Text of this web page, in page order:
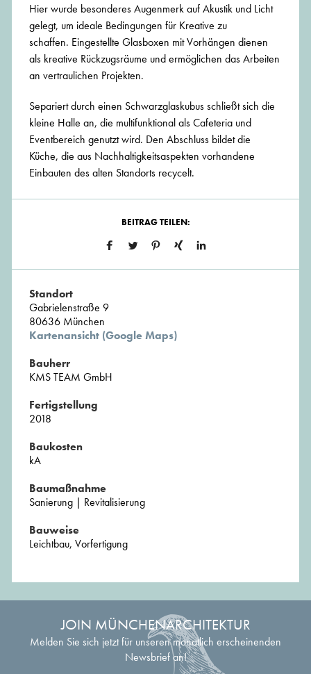
Hier wurde besonderes Augenmerk auf Akustik und Licht
gelegt, um ideale Bedingungen für Kreative zu
schaffen. Eingestellte Glasboxen mit Vorhängen dienen
als kreative Rückzugsräume und ermöglichen das Arbeiten
an vertraulichen Projekten.
Separiert durch einen Schwarzglaskubus schließt sich die
kleine Halle an, die multifunktional als Cafeteria und
Eventbereich genutzt wird. Den Abschluss bildet die
Küche, die aus Nachhaltigkeitsaspekten vorhandene
Einbauten des alten Standorts recycelt.
BEITRAG TEILEN:
Standort
Gabrielenstraße 9
80636 München
Kartenansicht (Google Maps)
Bauherr
KMS TEAM GmbH
Fertigstellung
2018
Baukosten
kA
Baumaßnahme
Sanierung | Revitalisierung
Bauweise
Leichtbau, Vorfertigung
JOIN MÜNCHENARCHITEKTUR
Melden Sie sich jetzt für unseren monatlich erscheinenden
Newsbrief an!